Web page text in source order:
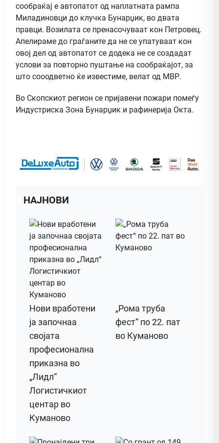
сообраќај е автопатот од наплатната рампа
Миладиновци до клучка Бунарџик, во двата
правци. Возилата се пренасочуваат кон Петровец.
Апелираме до граѓаните да не се упатуваат кон
овој дел од автопатот се додека не се создадат
услови за повторно пуштање на сообраќајот, за
што сооодветно ќе известиме, велат од МВР.
Во Скопскиот регион се пријавени пожари помеѓу
Индустриска Зона Бунарџик и рафинерија Окта.
НАЈНОВИ
Нови вработени
ја започнаа
својата
професионална
приказна во
„Лидл“
Логистичкиот
центар во
Куманово
„Рома труба
фест“ по 22. пат
во Куманово